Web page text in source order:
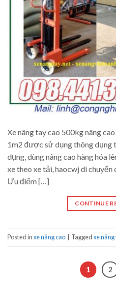
Xe nâng tay cao 500kg nâng
1m2 được sử dụng thông dụng
dụng, dùng nâng cao hàng hóa
xe theo xe tải, haocwj di chuyển
Ưu điểm […]
CONTINUE
Posted inxe nâng cao Taggedxe
1 2